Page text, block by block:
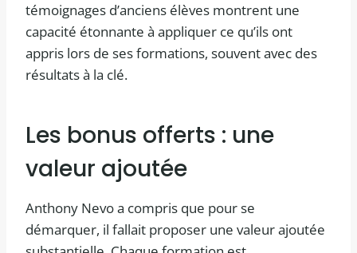
témoignages d’anciens élèves montrent une
capacité étonnante à appliquer ce qu’ils ont
appris lors de ses formations, souvent avec des
résultats à la clé.
Les bonus offerts : une
valeur ajoutée
Anthony Nevo a compris que pour se
démarquer, il fallait proposer une valeur ajoutée